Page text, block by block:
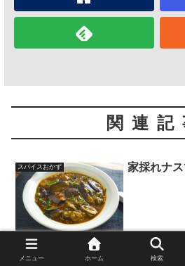
関連記
スパイスおかず 家採れナ
家で採れたナスを使い、麻婆茄子を作り
の調味料を最初に合わせておけば手早く
メニュー ホーム 検索